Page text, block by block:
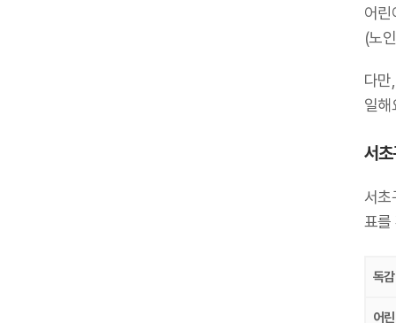
어린
(노
다
일
서
서초
표를
독
어